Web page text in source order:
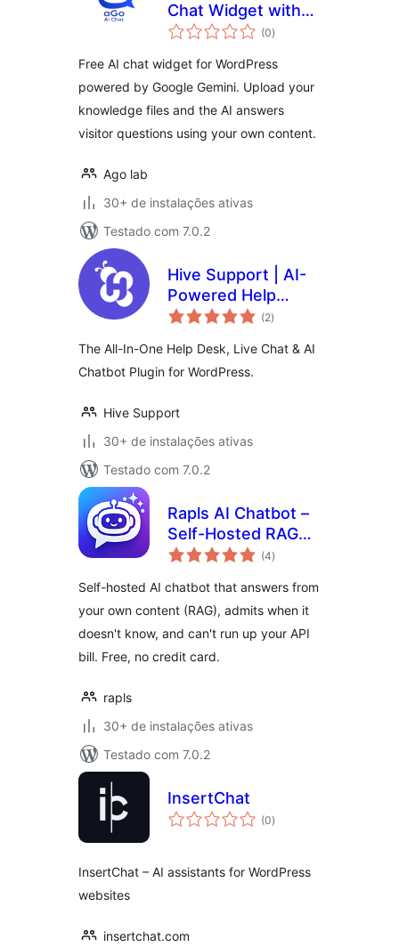
Chat Widget with
Knowledge Base
(0total
de
)
Free AI chat widget for WordPress
powered by Google Gemini. Upload your
knowledge files and the AI answers
visitor questions using your own content.
Ago lab
30+ de instalações ativas
Testado com 7.0.2
Hive Support | AI-
Powered Help
Desk, Live Chat and
(2total
de
)
The All-In-One Help Desk, Live Chat & AI
Chatbot Plugin for WordPress.
Hive Support
30+ de instalações ativas
Testado com 7.0.2
Rapls AI Chatbot –
Self-Hosted RAG
Chatbot & MCP
Claude, Gemini,
OpenRouter)
(4total
de
)
Self-hosted AI chatbot that answers from
your own content (RAG), admits when it
doesn't know, and can't run up your API
bill. Free, no credit card.
rapls
30+ de instalações ativas
Testado com 7.0.2
InsertChat
(0total
de
)
InsertChat – AI assistants for WordPress
websites
insertchat.com